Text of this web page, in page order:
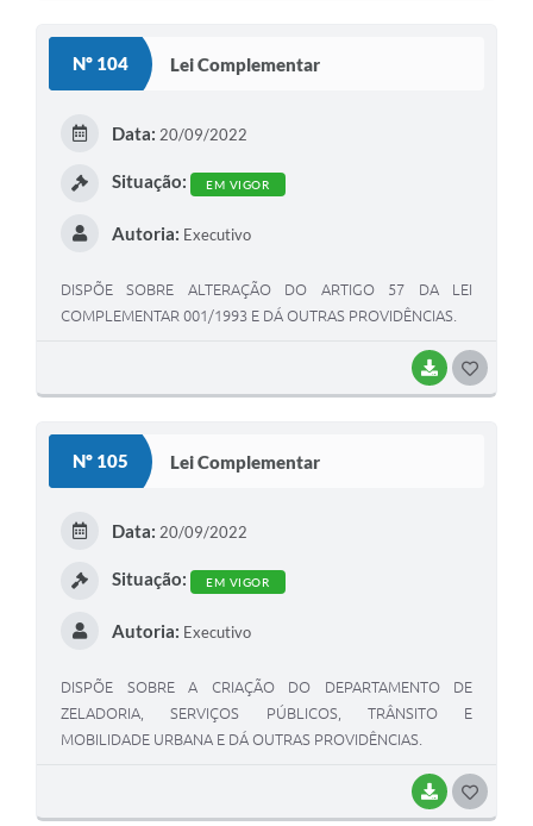
Nº 104 Lei Complementar
BAIXAR
Data: 20/09/2022
Situação: EM VIGOR
Autoria: Executivo
DISPÕE SOBRE ALTERAÇÃO DO ARTIGO 57 DA LEI
COMPLEMENTAR 001/1993 E DÁ OUTRAS PROVIDÊNCIAS.
Nº 105 Lei Complementar
BAIXAR
Data: 20/09/2022
Situação: EM VIGOR
Autoria: Executivo
DISPÕE SOBRE A CRIAÇÃO DO DEPARTAMENTO DE
ZELADORIA, SERVIÇOS PÚBLICOS, TRÂNSITO E
MOBILIDADE URBANA E DÁ OUTRAS PROVIDÊNCIAS.